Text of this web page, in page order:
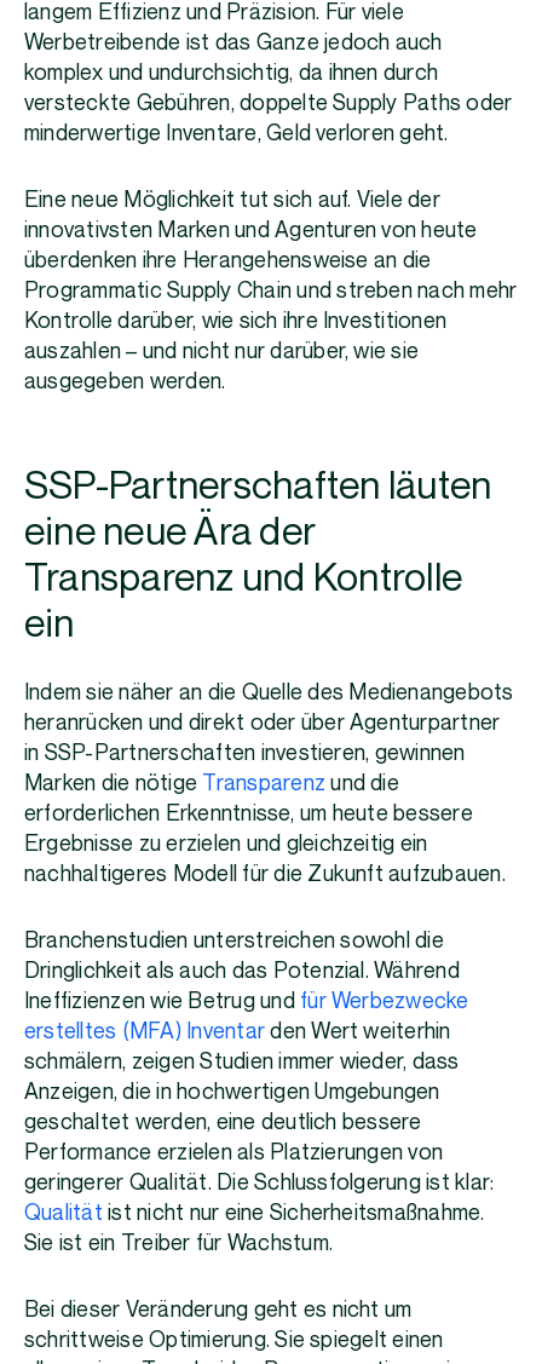
langem Effizienz und Präzision. Für viele
Werbetreibende ist das Ganze jedoch auch
komplex und undurchsichtig, da ihnen durch
versteckte Gebühren, doppelte Supply Paths oder
minderwertige Inventare, Geld verloren geht.
Eine neue Möglichkeit tut sich auf. Viele der
innovativsten Marken und Agenturen von heute
überdenken ihre Herangehensweise an die
Programmatic Supply Chain und streben nach mehr
Kontrolle darüber, wie sich ihre Investitionen
auszahlen – und nicht nur darüber, wie sie
ausgegeben werden.
SSP-Partnerschaften läuten
eine neue Ära der
Transparenz und Kontrolle
ein
Indem sie näher an die Quelle des Medienangebots
heranrücken und direkt oder über Agenturpartner
in SSP-Partnerschaften investieren, gewinnen
Marken die nötige
Transparenz und die
erforderlichen Erkenntnisse, um heute bessere
Ergebnisse zu erzielen und gleichzeitig ein
nachhaltigeres Modell für die Zukunft aufzubauen.
Branchenstudien unterstreichen sowohl die
Dringlichkeit als auch das Potenzial. Während
Ineffizienzen wie Betrug und für Werbezwecke
erstelltes (MFA) Inventar den Wert weiterhin
schmälern, zeigen Studien immer wieder, dass
Anzeigen, die in hochwertigen Umgebungen
geschaltet werden, eine deutlich bessere
Performance erzielen als Platzierungen von
geringerer Qualität. Die Schlussfolgerung ist klar:
Qualität ist nicht nur eine Sicherheitsmaßnahme.
Sie ist ein Treiber für Wachstum.
Bei dieser Veränderung geht es nicht um
schrittweise Optimierung. Sie spiegelt einen